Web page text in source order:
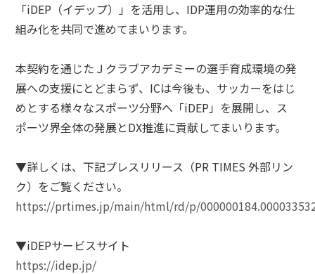
「iDEP （イデップ）」を活用し、 IDP運用の効率的な仕
組み化を共同で進めてまいります。
本契約を通じたＪクラブアカデミーの選手育成環境の発
展への支援にとどまらず、 ICは今後も、サッカーをはじ
めとする様々なスポーツ分野へ「iDEP 」を展開し、ス
ポーツ界全体の発展とDX推進に貢献してまいります。
▼詳しくは、下記プレスリリース（PR TIMES外部リン
ク）をご覧ください。
https://prtimes.jp/main/html/rd/p/
▼iDEPサービスサイト
https://idep.jp/